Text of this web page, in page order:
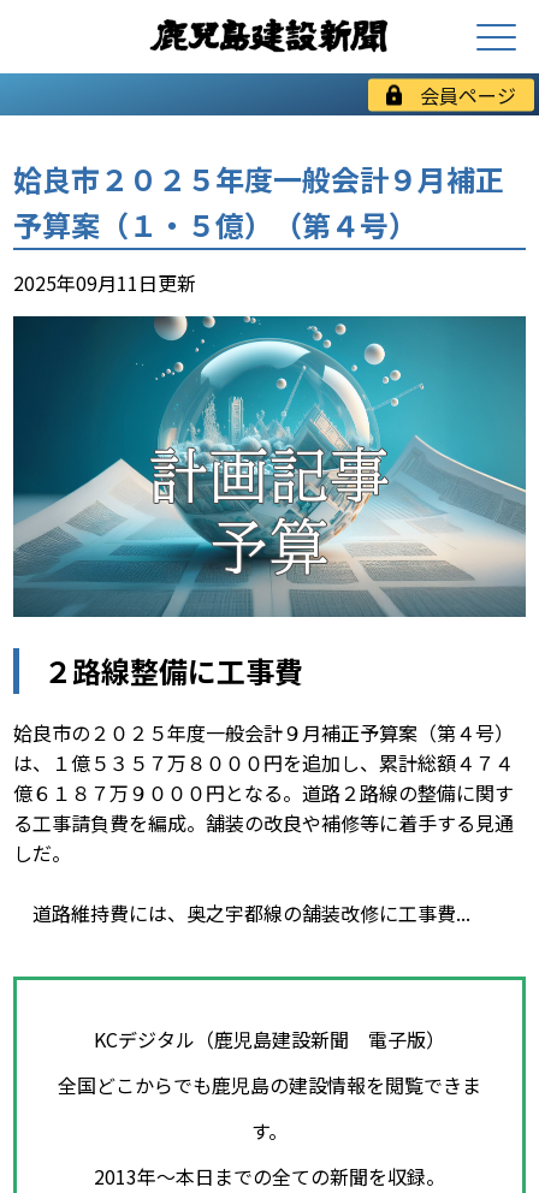
会員ページ
姶良市２０２５年度一般会計９月補正
予算案（１・５億）（第４号）
2025年09月11日更新
２路線整備に工事費
姶良市の２０２５年度一般会計９月補正予算案（第４号）
は、１億５３５７万８０００円を追加し、累計総額４７４
億６１８７万９０００円となる。道路２路線の整備に関す
る工事請負費を編成。舗装の改良や補修等に着手する見通
しだ。
道路維持費には、奥之宇都線の舗装改修に工事費...
KCデジタル（鹿児島建設新聞 電子版）
全国どこからでも鹿児島の建設情報を閲覧できま
す。
2013年～本日までの全ての新聞を収録。